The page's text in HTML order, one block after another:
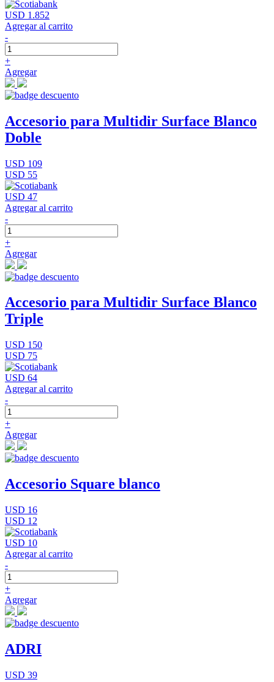
USD 1.852
Agregar al carrito
-
+
Agregar
Accesorio para Multidir Surface Blanco
Doble
USD 109
USD 55
USD 47
Agregar al carrito
-
+
Agregar
Accesorio para Multidir Surface Blanco
Triple
USD 150
USD 75
USD 64
Agregar al carrito
-
+
Agregar
Accesorio Square blanco
USD 16
USD 12
USD 10
Agregar al carrito
-
+
Agregar
ADRI
USD 39